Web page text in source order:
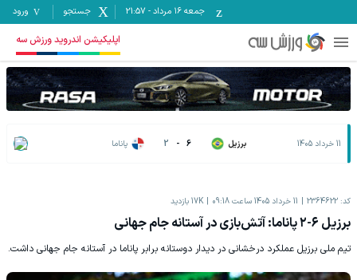
جمعه ۱۶ مرداد -
21:57 جستجو ورود
اپلیکیشن اندروید ورزش سه
11 خرداد 1405 برزیل 6
-
2 پاناما
کد: 2364622 11 خرداد 1405 ساعت 09:18 17K بازدید
برزیل ۶-۲ پاناما: آتش‌بازی در آستانه جام جهانی
تیم ملی برزیل عملکرد درخشانی در دیدار دوستانه برابر پاناما در آستانه جام جهانی داشت.